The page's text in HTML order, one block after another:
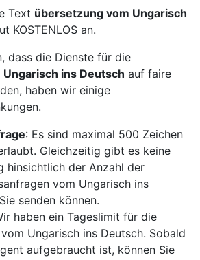
Text übersetzung vom Ungarisch
KOSTENLOS an.
dass die Dienste für die
ins Deutsch auf faire
haben wir einige
: Es sind maximal 500 Zeichen
Gleichzeitig gibt es keine
hinsichtlich der Anzahl der
vom Ungarisch ins
senden können.
haben ein Tageslimit für die
Ungarisch ins Deutsch. Sobald
aufgebraucht ist, können Sie